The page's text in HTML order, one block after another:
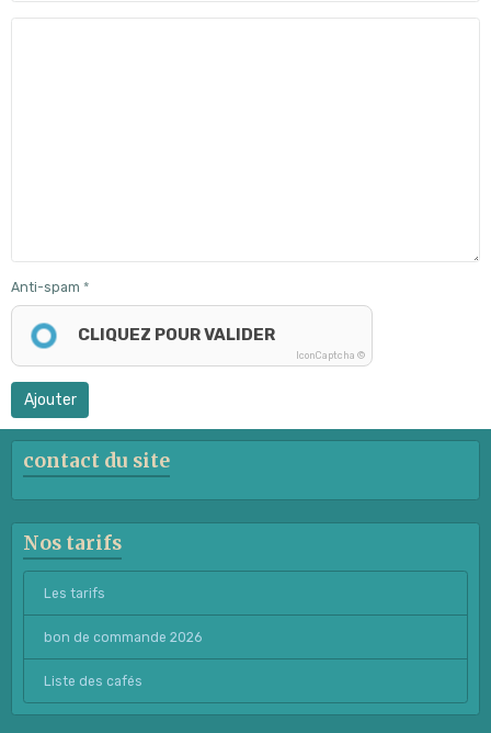
Anti-spam
CLIQUEZ POUR VALIDER
IconCaptcha ©
Ajouter
contact du site
Nos tarifs
Les tarifs
bon de commande 2026
Liste des cafés